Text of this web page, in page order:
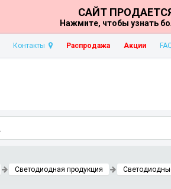
САЙТ
Нажмите, чтобы узнать
Контакты Распродажа Акции
Светодиодная продукция